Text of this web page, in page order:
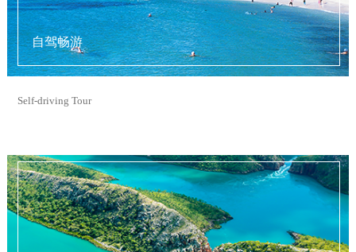
自驾畅游
Self-driving Tour